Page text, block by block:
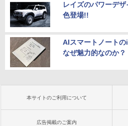
レイズのパワーデ
色登場!!
AIスマートノート
なぜ魅力的なのか？
本サイトのご利用について
広告掲載のご案内